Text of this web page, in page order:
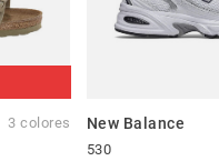
3 colores
New Balance
530